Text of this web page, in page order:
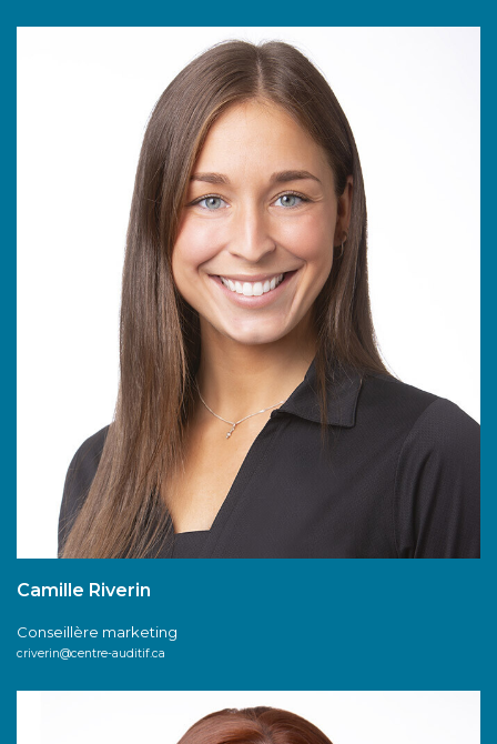
Camille Riverin
Conseillère marketing
criverin@centre-auditif.ca